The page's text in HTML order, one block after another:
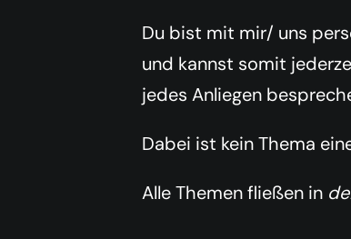
Du bist mit mir/ uns
und kannst somit
jedes Anliegen
Dabei ist kein Thema
Alle Themen fließen in